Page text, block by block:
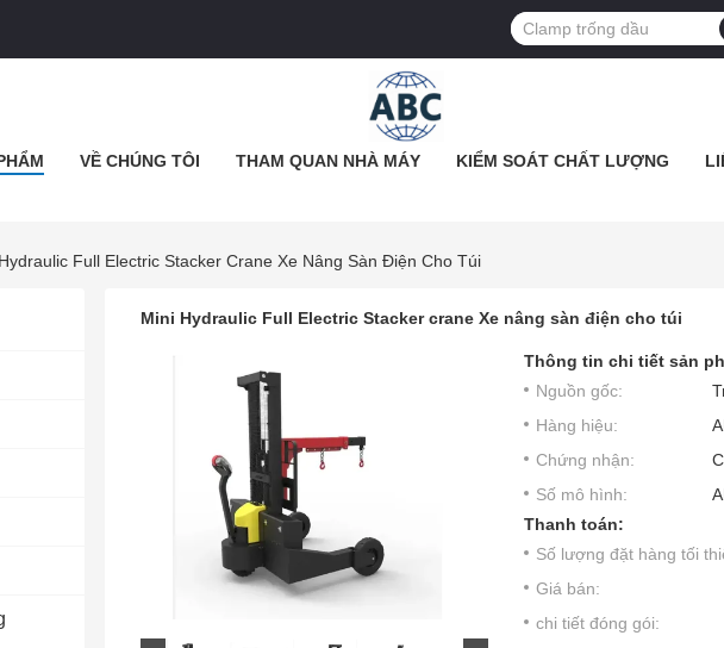
VỀ CHÚNG TÔI THAM QUAN NHÀ MÁY KIỂM SOÁT CHẤT LƯỢNG
Full Electric Stacker Crane Xe Nâng Sàn Điện Cho Túi
Mini Hydraulic Full Electric Stacker crane Xe nâng sàn điện cho túi
Thông tin chi tiết sản
Nguồn gốc:
Hàng hiệu:
Chứng nhận:
Số mô hình:
Thanh toán:
Số lượng đặt hàng tối
Giá bán:
chi tiết đóng gói: